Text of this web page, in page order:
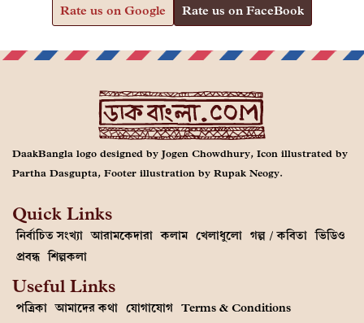
Rate us on Google Rate us on FaceBook
DaakBangla logo designed by Jogen Chowdhury, Icon illustrated by
Partha Dasgupta, Footer illustration by Rupak Neogy.
Quick Links
নির্বাচিত সংখ্যা আরামকেদারা কলাম খেলাধুলো গল্প / কবিতা ভিডিও
প্রবন্ধ শিল্পকলা
Useful Links
পত্রিকা আমাদের কথা যোগাযোগ Terms & Conditions